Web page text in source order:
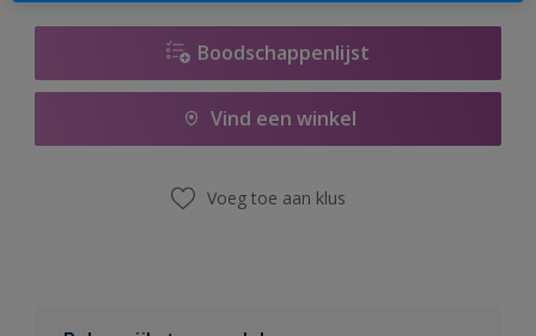
Boodschappenlijst
Vind een winkel
Voeg toe aan klus